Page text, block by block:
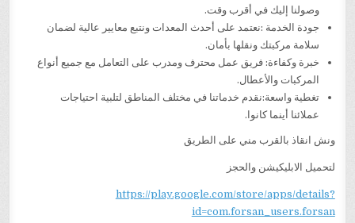
وصولنا إليك في أقرب وقت.
جودة الخدمة :نعتمد على أحدث المعدات ونتبع معايير عالية لضمان
سلامة مركبتك ونقلها بأمان.
خبرة وكفاءة: فريق عمل محترف ومدرب على التعامل مع جميع أنواع
المركبات والأعطال.
تغطية واسعة:نقدم خدماتنا في مختلف المناطق لتلبية احتياجات
عملائنا أينما كانوا.
ونش انقاذ بالقرب مني على الطريق
لتحميل الابليكيشن والحجز
https://play.google.com/store/apps/details?
id=com.forsan_users.forsan